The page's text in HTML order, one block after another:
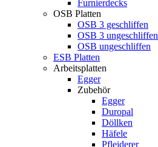
Furnierdecks
OSB Platten
OSB 3 geschliffen
OSB 3 ungeschliffen
OSB ungeschliffen
ESB Platten
Arbeitsplatten
Egger
Zubehör
Egger
Duropal
Döllken
Häfele
Pfleiderer